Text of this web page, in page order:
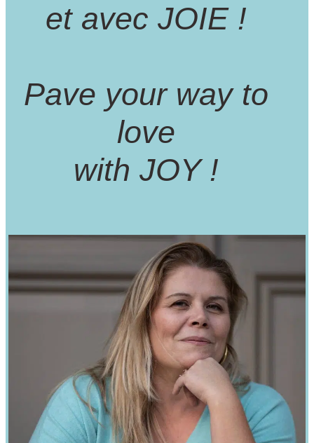
et avec JOIE !
Pave your way to
love
with JOY !